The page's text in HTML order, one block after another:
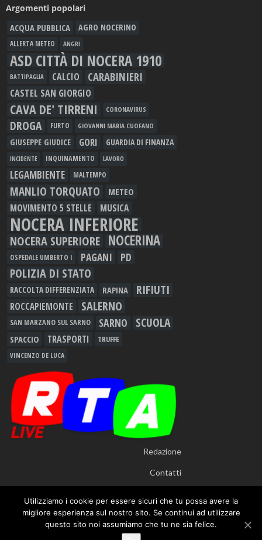
Argomenti popolari
ACQUA PUBBLICA AGRO NOCERINO
ALLERTA METEO ANGRI
ASD CITTÀ DI NOCERA 1910
BATTIPAGLIA CALCIO CARABINIERI
CASTEL SAN GIORGIO
CAVA DE' TIRRENI CORONAVIRUS
DROGA FURTO GIOVANNI MARIA CUOFANO
GIUSEPPE GIUDICE GORI GUARDIA DI FINANZA
INCIDENTE INQUINAMENTO LAVORO
LEGAMBIENTE MALTEMPO
MANLIO TORQUATO METEO
MOVIMENTO 5 STELLE MUSICA
NOCERA INFERIORE
NOCERA SUPERIORE NOCERINA
OSPEDALE UMBERTO I PAGANI PD
POLIZIA DI STATO
RACCOLTA DIFFERENZIATA RAPINA RIFIUTI
ROCCAPIEMONTE SALERNO
SAN MARZANO SUL SARNO SARNO SCUOLA
SPACCIO TRASPORTI TRUFFE
VINCENZO DE LUCA
Redazione
Contatti
- Testata Giornalistica Registrata presso Tribunale di
Utilizziamo i cookie per essere sicuri che tu possa avere la
migliore esperienza sul nostro sito. Se continui ad utilizzare
questo sito noi assumiamo che tu ne sia felice.